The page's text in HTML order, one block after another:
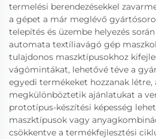
termelési berendezésekkel
a gépet a már meglévő
telepítés és üzembe helyezés
automata textíliavágó gép
tulajdonos maszktípusokhoz
vágómintákat, lehetővé téve a
egyedi termékeket hozzanak létre,
megkülönböztetik ajánlatukat a
prototípus-készítési képesség
maszktípusok vagy
csökkentve a termékfejlesztési